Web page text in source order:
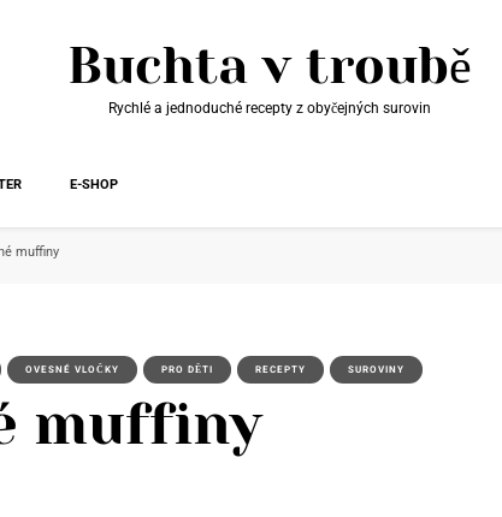
Buchta v troubě
Rychlé a jednoduché recepty z obyčejných surovin
E-SHOP
muffiny
OVESNÉ VLOČKY PRO DĚTI RECEPTY SUROVINY
muffiny